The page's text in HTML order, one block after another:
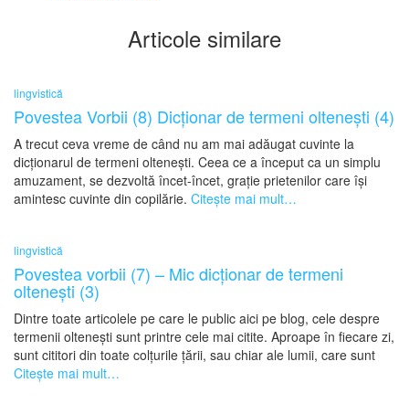
Articole similare
lingvistică
Povestea Vorbii (8) Dicționar de termeni oltenești (4)
A trecut ceva vreme de când nu am mai adăugat cuvinte la
dicționarul de termeni oltenești. Ceea ce a început ca un simplu
amuzament, se dezvoltă încet-încet, grație prietenilor care își
amintesc cuvinte din copilărie. Citește mai mult…
lingvistică
Povestea vorbii (7) – Mic dicționar de termeni
oltenești (3)
Dintre toate articolele pe care le public aici pe blog, cele despre
termenii oltenești sunt printre cele mai citite. Aproape în fiecare zi,
sunt cititori din toate colțurile țării, sau chiar ale lumii, care sunt
Citește mai mult…